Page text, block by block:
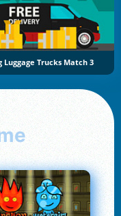
Luggage Trucks Match 3